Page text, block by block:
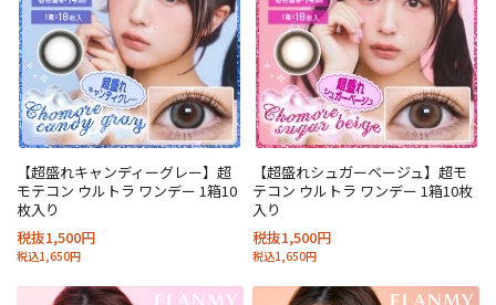
【超盛れキャンディーグレー】超
モテコン ウルトラ ワンデー 1箱10
枚入り
税抜1,500円
税込1,650円
【超盛れシュガーベージュ】超モ
テコン ウルトラ ワンデー 1箱10枚
入り
税抜1,500円
税込1,650円